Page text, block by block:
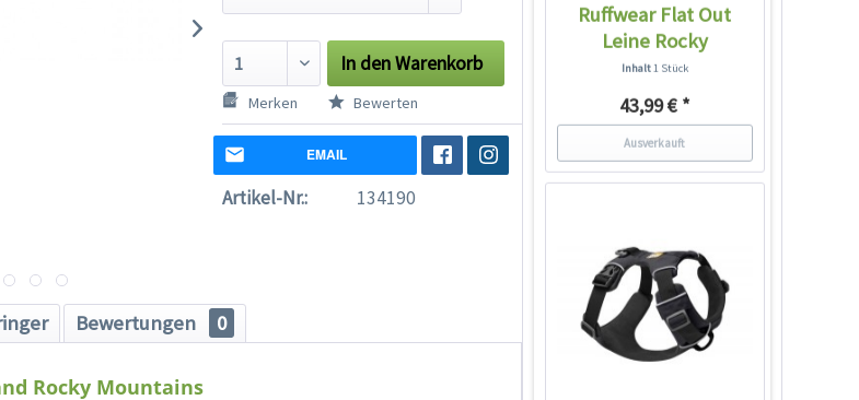
In den Warenkorb
Merken Bewerten
EMAIL
Artikel-Nr.: 134190
Bewertungen 0
Rocky Mountains
Ruffwear Flat Out
Leine Rocky
Mountains
Inhalt1 Stück
43,99 € *
Ausverkauft